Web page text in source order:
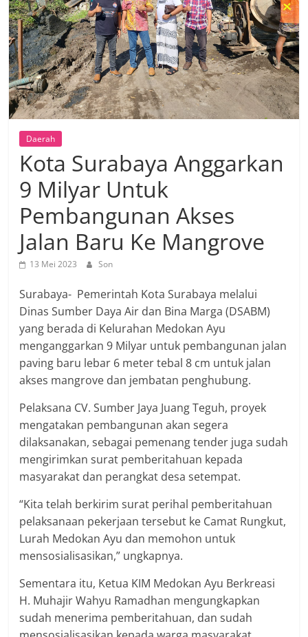
Daerah
Kota Surabaya Anggarkan
9 Milyar Untuk
Pembangunan Akses
Jalan Baru Ke Mangrove
13 Mei 2023 Son
Surabaya- Pemerintah Kota Surabaya melalui
Dinas Sumber Daya Air dan Bina Marga (DSABM)
yang berada di Kelurahan Medokan Ayu
menganggarkan 9 Milyar untuk pembangunan jalan
paving baru lebar 6 meter tebal 8 cm untuk jalan
akses mangrove dan jembatan penghubung.
Pelaksana CV. Sumber Jaya Juang Teguh, proyek
mengatakan pembangunan akan segera
dilaksanakan, sebagai pemenang tender juga sudah
mengirimkan surat pemberitahuan kepada
masyarakat dan perangkat desa setempat.
“Kita telah berkirim surat perihal pemberitahuan
pelaksanaan pekerjaan tersebut ke Camat Rungkut,
Lurah Medokan Ayu dan memohon untuk
mensosialisasikan,” ungkapnya.
Sementara itu, Ketua KIM Medokan Ayu Berkreasi
H. Muhajir Wahyu Ramadhan mengungkapkan
sudah menerima pemberitahuan, dan sudah